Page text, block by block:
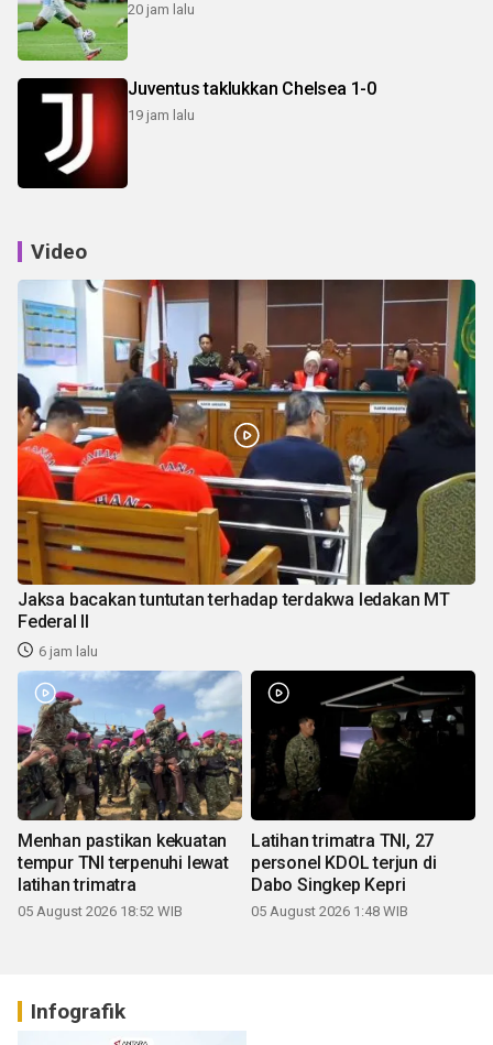
20 jam lalu
Juventus taklukkan Chelsea 1-0
19 jam lalu
Video
Jaksa bacakan tuntutan terhadap terdakwa ledakan MT
Federal II
6 jam lalu
Menhan pastikan kekuatan
tempur TNI terpenuhi lewat
latihan trimatra
05 August 2026 18:52 WIB
Latihan trimatra TNI, 27
personel KDOL terjun di
Dabo Singkep Kepri
05 August 2026 1:48 WIB
Infografik